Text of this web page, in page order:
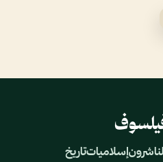
إسلامياتتاريخ